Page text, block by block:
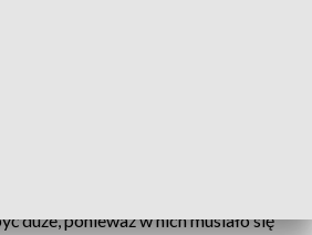
duże, ponieważ w nich musiało się